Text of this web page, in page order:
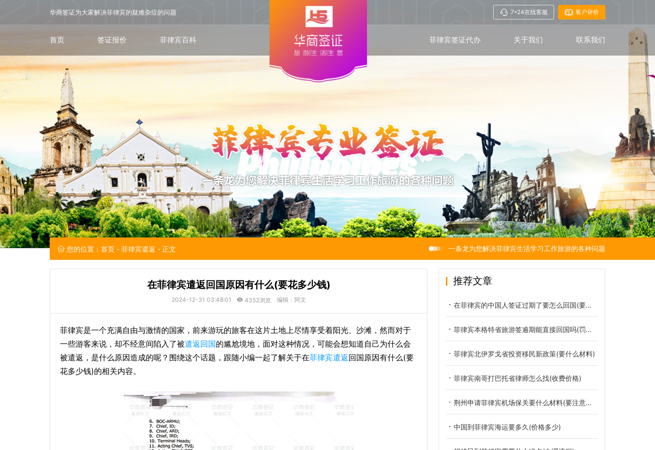
华商签证为大家解决菲律宾的疑难杂症的问题 7*24在线客服 客户评价
首页 签证报价 菲律宾百科 菲律宾签证代办 关于我们 联系我们
您的位置： 首页 - 菲律宾遣返 - 正文 一条龙为您解决菲律宾生活学习工作旅游的各种问题
在菲律宾遣返回国原因有什么(要花多少钱)
2024-12-31 03:48:01 4352浏览 编辑：阿文
菲律宾是一个充满自由与激情的国家，前来游玩的旅客在这片土地上尽情享受着阳光、沙滩，然而对于
一些游客来说，却不经意间陷入了被遣返回国的尴尬境地，面对这种情况，可能会想知道自己为什么会
被遣返，是什么原因造成的呢？围绕这个话题，跟随小编一起了解关于在菲律宾遣返回国原因有什么(要
花多少钱)的相关内容。
推荐文章
在菲律宾的中国人签证过期了要怎么回国(要罚多少钱)
菲律宾本格特省旅游签逾期能直接回国吗(罚款多少)
菲律宾北伊罗戈省投资移民新政策(要什么材料)
菲律宾南哥打巴托省律师怎么找(收费价格)
荆州申请菲律宾机场保关要什么材料(要注意哪些)
中国到菲律宾海运要多久(价格多少)